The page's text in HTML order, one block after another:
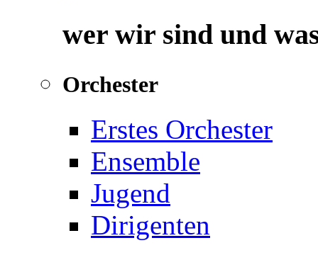
wer wir sind und
Orchester
Erstes Orchester
Ensemble
Jugend
Dirigenten